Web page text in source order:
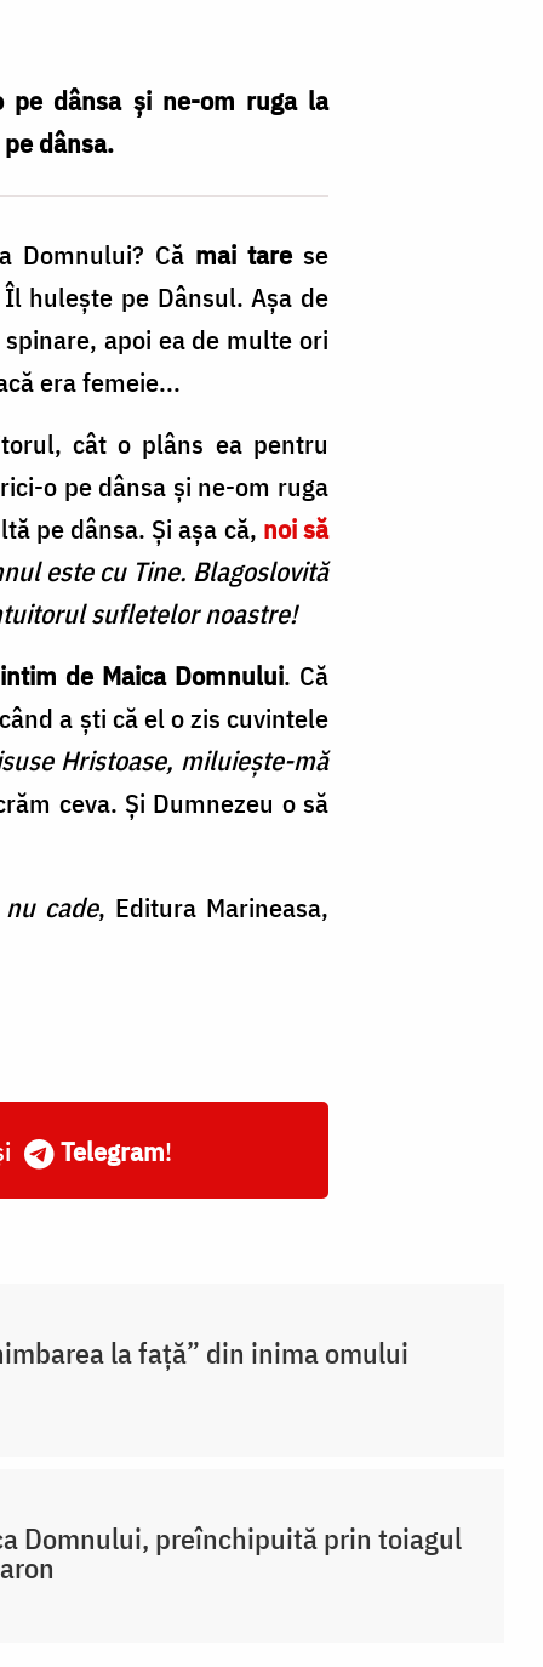
pe dânsa și ne-om ruga la
dânsa.
Domnului? Că mai tarese
hulește pe Dânsul. Așa de
apoi ea de multe ori
era femeie...
cât o plâns ea pentru
o pe dânsa și ne-om ruga
pe dânsa. Și așa că, noi să
este cu Tine. Blagoslovită
sufletelor noastre!
de Maica Domnului. Că
a ști că el o zis cuvintele
Hristoase, miluiește-mă
ceva. Și Dumnezeu o să
cade, Editura Marineasa,
Telegram!
la față” din inima omului
Domnului, preînchipuită prin toiagul